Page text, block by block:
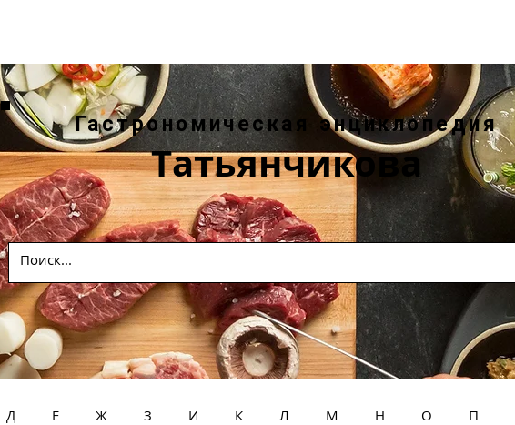
Гастрономическая энциклопедия
Татьянчикова
Д Е Ж З И К Л М Н О П